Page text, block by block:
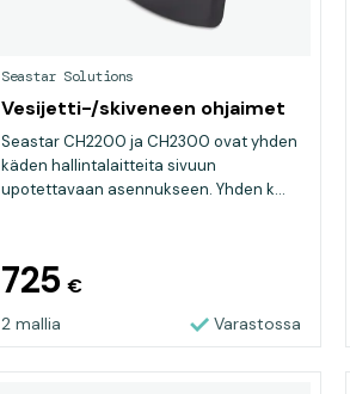
Seastar Solutions
Vesijetti-/skiveneen ohjaimet
Seastar CH2200 ja CH2300 ovat yhden
käden hallintalaitteita sivuun
upotettavaan asennukseen. Yhden k...
725€
2 mallia Varastossa